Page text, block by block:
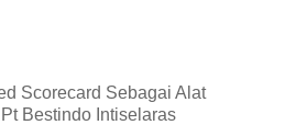
Scorecard Sebagai Alat
Bestindo Intiselaras